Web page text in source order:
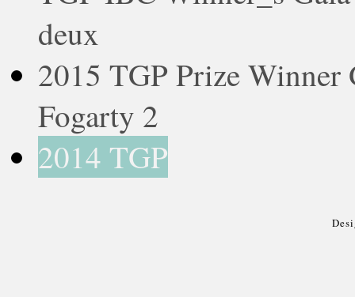
deux
2015 TGP Prize
Fogarty 2
2014 TGP